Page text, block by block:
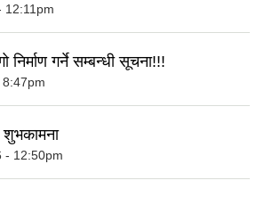
12:11pm
निर्माण गर्ने सम्बन्धी सूचना!!!
शुभकामना
- 12:50pm